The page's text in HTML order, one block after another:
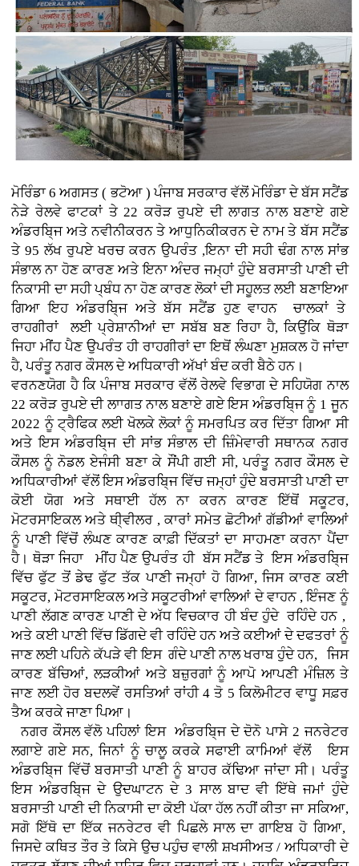
ਮੋਰਿੰਡਾ 6 ਅਗਸਤ ( ਭਟੋਆ )ਪੰਜਾਬ ਸਰਕਾਰ ਵੱਲੋਂ ਮੋਰਿੰਡਾ ਦੇ ਬੱਸ ਸਟੈਂਡ
ਨੇੜੇ ਰੇਲਵੇ ਫਾਟਕਾਂ ਤੇ 22 ਕਰੋੜ ਰੁਪਏ ਦੀ ਲਾਗਤ ਨਾਲ ਬਣਾਏ ਗਏ
ਅੰਡਰਬਿ੍ਜ ਅਤੇ ਨਵੀਨੀਕਰਨ ਤੇ ਆਧੁਨਿਕੀਕਰਨ ਦੇ ਨਾਮ ਤੇ ਬੱਸ ਸਟੈਂਡ
ਤੇ 95 ਲੱਖ ਰੁਪਏ ਖਰਚ ਕਰਨ ਉਪਰੰਤ ,ਇਨਾ ਦੀ ਸਹੀ ਢੰਗ ਨਾਲ ਸਾਂਭ
ਸੰਭਾਲ ਨਾ ਹੋਣ ਕਾਰਣ ਅਤੇ ਇਨਾ ਅੰਦਰ ਜਮ੍ਹਾਂ ਹੁੰਦੇ ਬਰਸਾਤੀ ਪਾਣੀ ਦੀ
ਨਿਕਾਸੀ ਦਾ ਸਹੀ ਪ੍ਬੰਧ ਨਾ ਹੋਣ ਕਾਰਣ ਲੋਕਾਂ ਦੀ ਸਹੂਲਤ ਲਈ ਬਣਾਇਆ
ਗਿਆ ਇਹ ਅੰਡਰਬਿ੍ਜ ਅਤੇ ਬੱਸ ਸਟੈਂਡ ਹੁਣ ਵਾਹਨ ਚਾਲਕਾਂ ਤੇ
ਰਾਹਗੀਰਾਂ ਲਈ ਪ੍ਰੇਸ਼ਾਨੀਆਂ ਦਾ ਸਬੱਬ ਬਣ ਰਿਹਾ ਹੈ, ਕਿਉਂਕਿ ਥੋੜਾ
ਜਿਹਾ ਮੀਂਹ ਪੈਣ ਉਪਰੰਤ ਹੀ ਰਾਹਗੀਰਾਂ ਦਾ ਇਥੋਂ ਲੰਘਣਾ ਮੁਸ਼ਕਲ ਹੋ ਜਾਂਦਾ
ਹੈ, ਪਰੰਤੂ ਨਗਰ ਕੌਸਲ ਦੇ ਅਧਿਕਾਰੀ ਅੱਖਾਂ ਬੰਦ ਕਰੀ ਬੈਠੇ ਹਨ।
ਵਰਨਣਯੋਗ ਹੈ ਕਿ ਪੰਜਾਬ ਸਰਕਾਰ ਵੱਲੋਂ ਰੇਲਵੇ ਵਿਭਾਗ ਦੇ ਸਹਿਯੋਗ ਨਾਲ
22 ਕਰੋੜ ਰੁਪਏ ਦੀ ਲਾਾਗਤ ਨਾਲ ਬਣਾਏ ਗਏ ਇਸ ਅੰਡਰਬਿ੍ਜ ਨੂੰ 1 ਜੂਨ
2022 ਨੂੰ ਟ੍ਰੈਫਿਕ ਲਈ ਖੋਲਕੇ ਲੋਕਾਂ ਨੂੰ ਸਮਰਪਿਤ ਕਰ ਦਿੱਤਾ ਗਿਆ ਸੀ
ਅਤੇ ਇਸ ਅੰਡਰਬਿ੍ਜ ਦੀ ਸਾਂਭ ਸੰਭਾਲ ਦੀ ਜ਼ਿੰਮੇਵਾਰੀ ਸਥਾਨਕ ਨਗਰ
ਕੌਸਲ ਨੂੰ ਨੋਡਲ ਏਜੰਸੀ ਬਣਾ ਕੇ ਸੌਂਪੀ ਗਈ ਸੀ, ਪਰੰਤੂ ਨਗਰ ਕੌਸਲ ਦੇ
ਅਧਿਕਾਰੀਆਂ ਵੱਲੋਂ ਇਸ ਅੰਡਰਬਿ੍ਜ ਵਿੱਚ ਜਮ੍ਹਾਂ ਹੁੰਦੇ ਬਰਸਾਤੀ ਪਾਣੀ ਦਾ
ਕੋਈ ਯੋਗ ਅਤੇ ਸਥਾਈ ਹੱਲ ਨਾ ਕਰਨ ਕਾਰਣ ਇੱਥੋਂ ਸਕੂਟਰ,
ਮੋਟਰਸਾਇਕਲ ਅਤੇ ਥੀ੍ਵੀਲਰ , ਕਾਰਾਂਸਮੇਤ ਛੋਟੀਆਂ ਗੱਡੀਆਂ ਵਾਲਿਆਂ
ਨੂੰ ਪਾਣੀ ਵਿੱਚੋਂ ਲੰਘਣ ਕਾਰਣ ਕਾਫ਼ੀ ਦਿੱਕਤਾਂ ਦਾ ਸਾਹਮਣਾ ਕਰਨਾ ਪੈਂਦਾ
ਹੈ। ਥੋੜਾ ਜਿਹਾ ਮੀਂਹ ਪੈਣ ਉਪਰੰਤ ਹੀ ਬੱਸ ਸਟੈਂਡ ਤੇ ਇਸ ਅੰਡਰਬਿ੍ਜ
ਵਿੱਚ ਫੁੱਟ ਤੋਂ ਡੇਢ ਫੁੱਟ ਤੱਕ ਪਾਣੀ ਜਮ੍ਹਾਂ ਹੋ ਗਿਆ, ਜਿਸ ਕਾਰਣ ਕਈ
ਸਕੂਟਰ, ਮੋਟਰਸਾਇਕਲ ਅਤੇ ਸਕੂਟਰੀਆਂ ਵਾਲਿਆਂ ਦੇ ਵਾਹਨ , ਇੰਜਣ ਨੂੰ
ਪਾਣੀ ਲੱਗਣ ਕਾਰਣ ਪਾਣੀ ਦੇ ਅੱਧ ਵਿਚਕਾਰ ਹੀ ਬੰਦ ਹੁੰਦੇ ਰਹਿੰਦੇ ਹਨ ,
ਅਤੇ ਕਈ ਪਾਣੀ ਵਿੱਚ ਡਿੱਗਦੇ ਵੀ ਰਹਿੰਦੇ ਹਨ ਅਤੇ ਕਈਆਂ ਦੇ ਦਫਤਰਾਂ ਨੂੰ
ਜਾਣ ਲਈ ਪਹਿਨੇ ਕੱਪੜੇ ਵੀ ਇਸ ਗੰਦੇ ਪਾਣੀ ਨਾਲ ਖਰਾਬ ਹੁੰਦੇ ਹਨ, ਜਿਸ
ਕਾਰਣ ਬੱਚਿਆਂ, ਲੜਕੀਆਂ ਅਤੇ ਬਜ਼ੁਰਗਾਂ ਨੂੰ ਆਪੋ ਆਪਣੀ ਮੰਜ਼ਿਲ ਤੇ
ਜਾਣ ਲਈ ਹੋਰ ਬਦਲਵੇਂ ਰਸਤਿਆਂ ਰਾਂਹੀ 4 ਤੋ 5 ਕਿਲੋਮੀਟਰ ਵਾਧੂ ਸਫ਼ਰ
ਤੈਅ ਕਰਕੇ ਜਾਣਾ ਪਿਆ।
ਨਗਰ ਕੌਸਲ ਵੱਲੋ ਪਹਿਲਾਂ ਇਸ ਅੰਡਰਬਿ੍ਜ ਦੇ ਦੋਨੋ ਪਾਸੇ 2 ਜਨਰੇਟਰ
ਲਗਾਏ ਗਏ ਸਨ, ਜਿਨਾਂ ਨੂੰ ਚਾਲੂ ਕਰਕੇ ਸਫਾਈ ਕਾਮਿਆਂ ਵੱਲੋਂ ਇਸ
ਅੰਡਰਬਿ੍ਜ ਵਿੱਚੋਂ ਬਰਸਾਤੀ ਪਾਣੀ ਨੂੰ ਬਾਹਰ ਕੱਢਿਆ ਜਾਂਦਾ ਸੀ। ਪਰੰਤੂ
ਇਸ ਅੰਡਰਬਿ੍ਜ ਦੇ ਉਦਘਾਟਨ ਦੇ 3 ਸਾਲ ਬਾਦ ਵੀ ਇੱਥੇ ਜਮਾਂ ਹੁੰਦੇ
ਬਰਸਾਤੀ ਪਾਣੀ ਦੀ ਨਿਕਾਸੀ ਦਾ ਕੋਈ ਪੱਕਾ ਹੱਲ ਨਹੀਂ ਕੀਤਾ ਜਾ ਸਕਿਆ,
ਸਗੋ ਇੱਥੋ ਦਾ ਇੱਕ ਜਨਰੇਟਰ ਵੀ ਪਿਛਲੇ ਸਾਲ ਦਾ ਗਾਇਬ ਹੋ ਗਿਆ,
ਜਿਸਦੇ ਕਥਿਤ ਤੌਰ ਤੇ ਕਿਸੇ ਉਚ ਪਹੁੰਚ ਵਾਲੀ ਸ਼ਖਸੀਅਤ / ਅਧਿਕਾਰੀ ਦੇ